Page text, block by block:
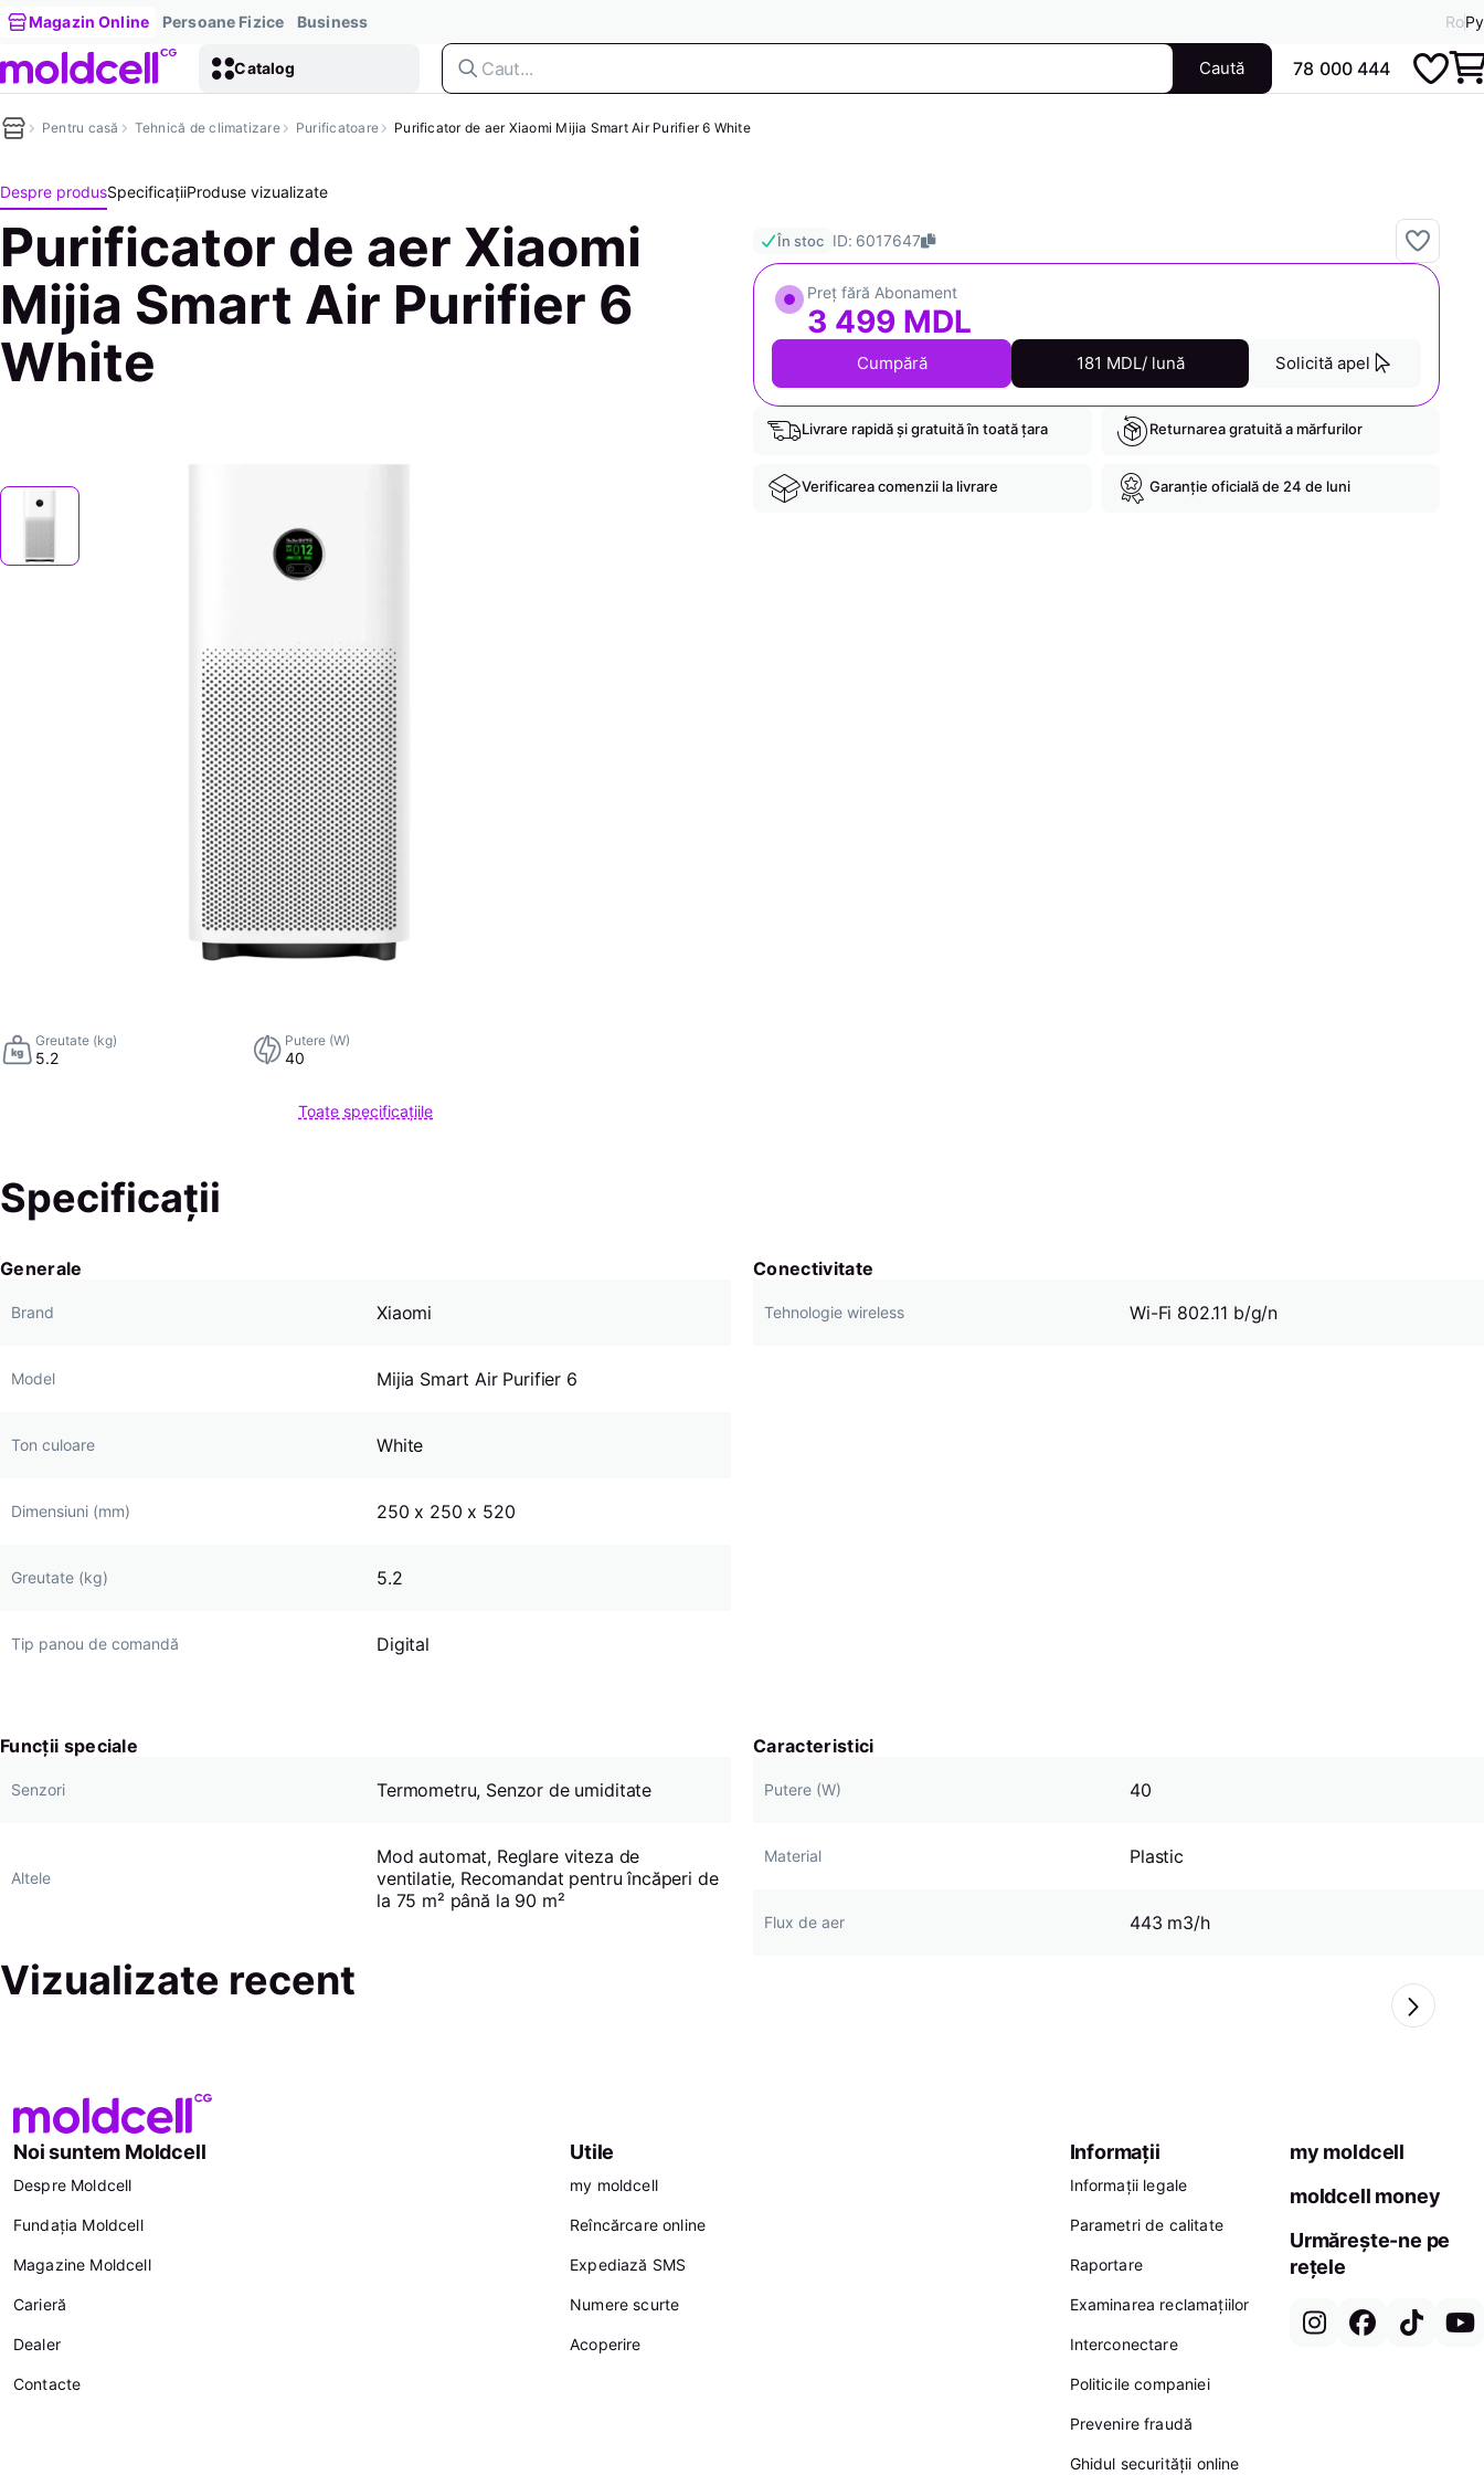
Magazin Online Persoane Fizice Business RoРу
Catalog Caută 78 000 444
Pentru casă Tehnică de climatizare Purificatoare Purificator de aer Xiaomi Mijia Smart Air Purifier 6 White
Despre produsSpecificațiiProduse vizualizate
Purificator de aer Xiaomi
Mijia Smart Air Purifier 6
White
Greutate (kg)
5.2
Putere (W)
40
Toate specificațiile
În stoc ID: 6017647
Preț fără Abonament
3 499 MDL
Cumpără 181 MDL/ lună Solicită apel
Livrare rapidă și gratuită în toată țara Returnarea gratuită a mărfurilor
Verificarea comenzii la livrare Garanție oficială de 24 de luni
Specificații
Generale
Brand Xiaomi
Model Mijia Smart Air Purifier 6
Ton culoare White
Dimensiuni (mm) 250 x 250 x 520
Greutate (kg) 5.2
Tip panou de comandă Digital
Conectivitate
Tehnologie wireless Wi-Fi 802.11 b/g/n
Funcții speciale
Senzori Termometru, Senzor de umiditate
Altele
Mod automat, Reglare viteza de
ventilatie, Recomandat pentru încăperi de
la 75 m² până la 90 m²
Caracteristici
Putere (W) 40
Material Plastic
Flux de aer 443 m3/h
Vizualizate recent
Noi suntem Moldcell
Despre Moldcell
Fundația Moldcell
Magazine Moldcell
Carieră
Dealer
Contacte
Utile
my moldcell
Reîncărcare online
Expediază SMS
Numere scurte
Acoperire
Informații
Informații legale
Parametri de calitate
Raportare
Examinarea reclamațiilor
Interconectare
Politicile companiei
Prevenire fraudă
Ghidul securității online
my moldcell
moldcell money
Urmărește-ne pe
rețele